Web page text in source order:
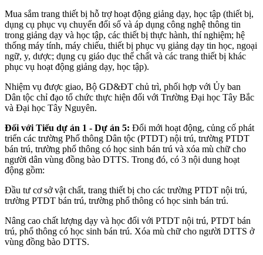
Mua sắm trang thiết bị hỗ trợ hoạt động giảng dạy, học tập (thiết bị,
dụng cụ phục vụ chuyển đổi số và áp dụng công nghệ thông tin
trong giảng dạy và học tập, các thiết bị thực hành, thí nghiệm; hệ
thống máy tính, máy chiếu, thiết bị phục vụ giảng dạy tin học, ngoại
ngữ, y, dược; dụng cụ giáo dục thể chất và các trang thiết bị khác
phục vụ hoạt động giảng dạy, học tập).
Nhiệm vụ được giao, Bộ GD&ĐT chủ trì, phối hợp với Ủy ban
Dân tộc chỉ đạo tổ chức thực hiện đối với Trường Đại học Tây Bắc
và Đại học Tây Nguyên.
Đối với Tiểu dự án 1 - Dự án 5: Đổi mới hoạt động, củng cố phát
triển các trường Phổ thông Dân tộc (PTDT) nội trú, trường PTDT
bán trú, trường phổ thông có học sinh bán trú và xóa mù chữ cho
người dân vùng đồng bào DTTS. Trong đó, có 3 nội dung hoạt
động gồm:
Đầu tư cơ sở vật chất, trang thiết bị cho các trường PTDT nội trú,
trường PTDT bán trú, trường phổ thông có học sinh bán trú.
Nâng cao chất lượng dạy và học đối với PTDT nội trú, PTDT bán
trú, phổ thông có học sinh bán trú. Xóa mù chữ cho người DTTS ở
vùng đồng bào DTTS.